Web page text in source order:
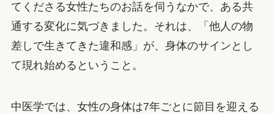
てくださる女性たちのお話を伺うなかで、ある共
通する変化に気づきました。それは、「他人の物
差しで生きてきた違和感」が、身体のサインとし
て現れ始めるということ。
中医学では、女性の身体は7年ごとに節目を迎える